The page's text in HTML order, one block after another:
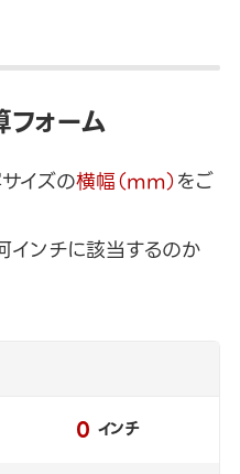
ォーム
イズの横幅（mm）をご
インチに該当するのか
0 インチ